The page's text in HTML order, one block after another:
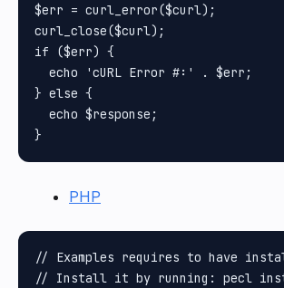
$err = curl_error($curl);
curl_close($curl);
if ($err) {
  echo 'cURL Error #:' . $err;
} else {
  echo $response;
PHP
// Examples requires to have
// Install it by running: pecl